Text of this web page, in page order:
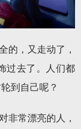
的，又走动了，
过去了。人们都
到自己呢？
非常漂亮的人，